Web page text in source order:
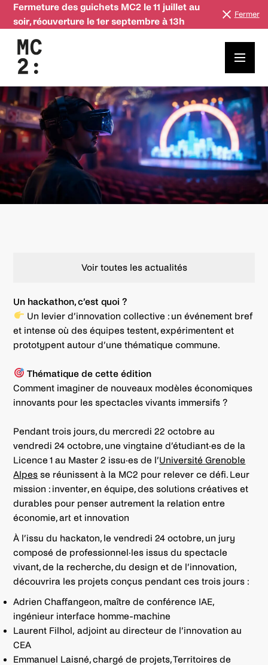
Fermeture des guichets MC2 le 11 juillet au
soir, réouverture le 1er septembre à 13h
Fermer
𝘀𝗽𝗲𝗰𝘁𝗮𝗰𝗹𝗲 𝘃𝗶𝘃𝗮𝗻𝘁 𝗶𝗺𝗺𝗲𝗿𝘀𝗶𝗳
Voir toutes les actualités
Un hackathon, c’est quoi ?
Un levier d’innovation collective : un événement bref
et intense où des équipes testent, expérimentent et
prototypent autour d’une thématique commune.
Thématique de cette édition
Comment imaginer de nouveaux modèles économiques
innovants pour les spectacles vivants immersifs ?
Pendant trois jours, du mercredi 22 octobre au
vendredi 24 octobre, une vingtaine d’étudiant·es de la
Licence 1 au Master 2 issu·es de l’Université Grenoble
Alpes se réunissent à la MC2 pour relever ce défi. Leur
mission : inventer, en équipe, des solutions créatives et
durables pour penser autrement la relation entre
économie, art et innovation
À l’issu du hackaton, le vendredi 24 octobre, un jury
composé de professionnel·les issus du spectacle
vivant, de la recherche, du design et de l’innovation,
découvrira les projets conçus pendant ces trois jours :
Adrien Chaffangeon, maître de conférence IAE,
ingénieur interface homme-machine
Laurent Filhol, adjoint au directeur de l’innovation au
CEA
Emmanuel Laisné, chargé de projets, Territoires de